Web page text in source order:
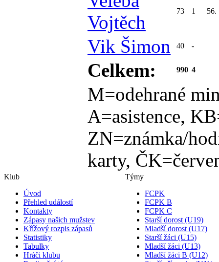
Vojtěch
73 1 56.
Vik Šimon 40 -
Celkem: 990 4
M=odehrané
A=asistence,
ZN=známka/
karty,
Klub
Úvod
Přehled událostí
Kontakty
Zápasy našich mužstev
Křížový rozpis zápasů
Statistiky
Tabulky
Hráči klubu
Týmy
FCPK
FCPK B
FCPK C
Starší dorost (U19)
Mladší dorost (U17)
Starší žáci (U15)
Mladší žáci (U13)
Mladší žáci B (U12)